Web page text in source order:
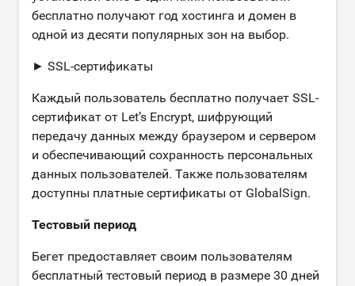
бесплатно получают год хостинга и домен в
одной из десяти популярных зон на выбор.
► SSL-сертификаты
Каждый пользователь бесплатно получает SSL-
сертификат от Let’s Encrypt, шифрующий
передачу данных между браузером и сервером
и обеспечивающий сохранность персональных
данных пользователей. Также пользователям
доступны платные сертификаты от GlobalSign.
Тестовый период
Бегет предоставляет своим пользователям
бесплатный тестовый период в размере 30 дней